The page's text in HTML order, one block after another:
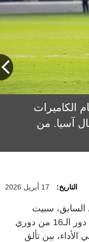
الكاميرات
آسيا. من
نهاية
تقييم
التاريخ: 17 أبريل 2026
السابق، سبيت
خاطر، أن نتائج الأندية الإماراتية في دور الـ16 من دوري
بين تألق